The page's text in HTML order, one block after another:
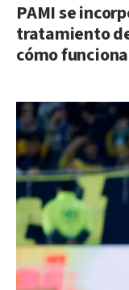
PAMI se
tratamiento
cómo